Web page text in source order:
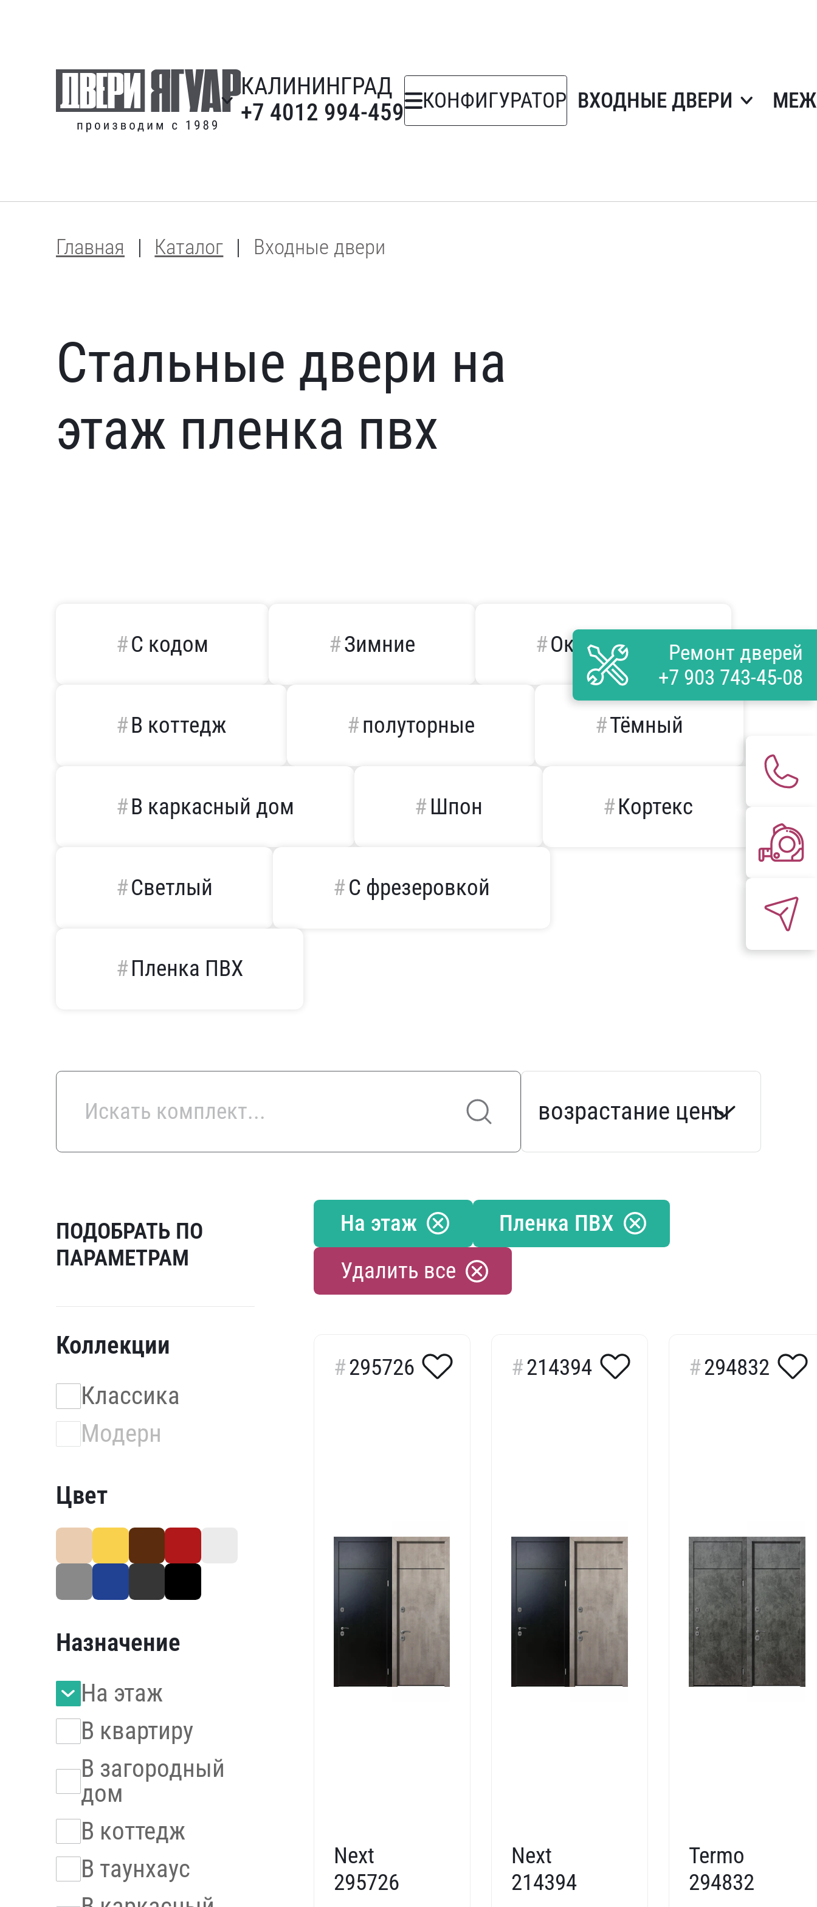
КАЛИНИНГРАД
+7 4012 994-459
КОНФИГУРАТОР ВХОДНЫЕ ДВЕРИ
Главная Каталог Входные двери
Стальные двери на
этаж пленка пвх
С кодом Зимние Окрашенные
В коттедж полуторные Тёмный
В каркасный дом Шпон Кортекс
Светлый С фрезеровкой
Пленка ПВХ
ПОДОБРАТЬ ПО
ПАРАМЕТРАМ
Коллекции
Классика
Модерн
Цвет
Назначение
На этаж
В квартиру
В загородный
дом
В коттедж
В таунхаус
На этаж
Пленка ПВХ
Удалить все
295726
Next
295726
214394
Next
214394
294832
Termo
294832
Ремонт дверей
+7 903 743-45-08